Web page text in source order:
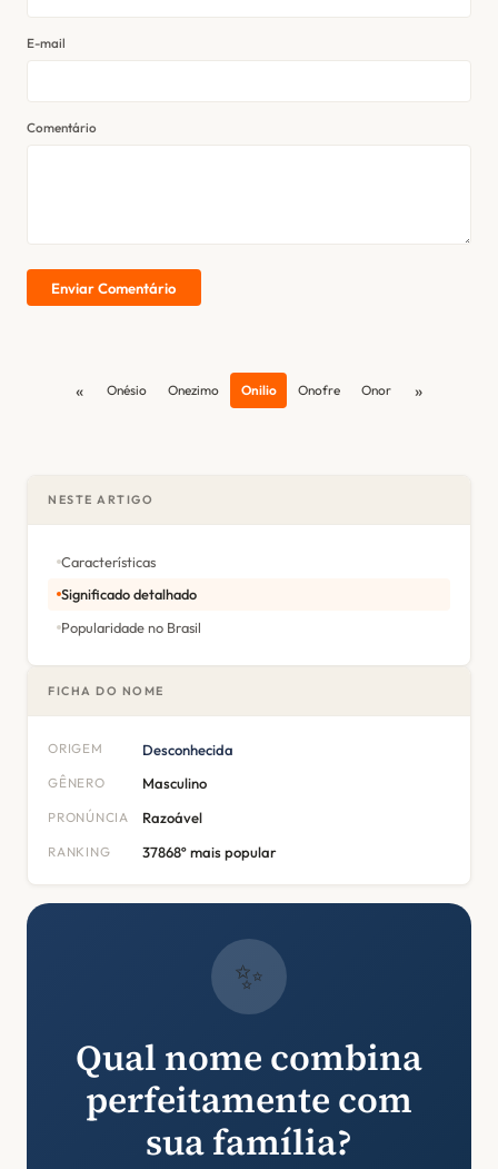
E-mail
Comentário
Enviar Comentário
« Onésio Onezimo Onilio Onofre Onor »
NESTE ARTIGO
Características
Significado detalhado
Popularidade no Brasil
FICHA DO NOME
ORIGEM Desconhecida
GÊNERO Masculino
PRONÚNCIA Razoável
RANKING 37868º mais popular
✨
Qual nome combina
perfeitamente com
sua família?